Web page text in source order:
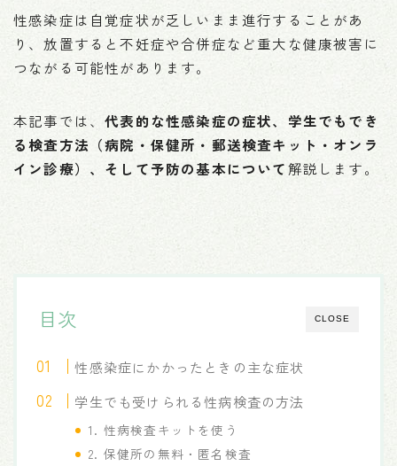
性感染症は自覚症状が乏しいまま進行することがあ
り、放置すると不妊症や合併症など重大な健康被害に
つながる可能性があります。
本記事では、代表的な性感染症の症状、学生でもでき
る検査方法（病院・保健所・郵送検査キット・オンラ
イン診療）、そして予防の基本について解説します。
CLOSE
目次
性感染症にかかったときの主な症状
学生でも受けられる性病検査の方法
1. 性病検査キットを使う
2. 保健所の無料・匿名検査